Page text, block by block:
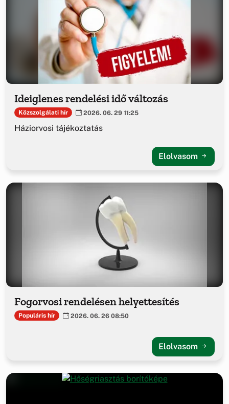
Ideiglenes rendelési idő változás
Közszolgálati hír 2026. 06. 29 11:25
Háziorvosi tájékoztatás
Elolvasom
Fogorvosi rendelésen helyettesítés
Populáris hír 2026. 06. 26 08:50
Elolvasom